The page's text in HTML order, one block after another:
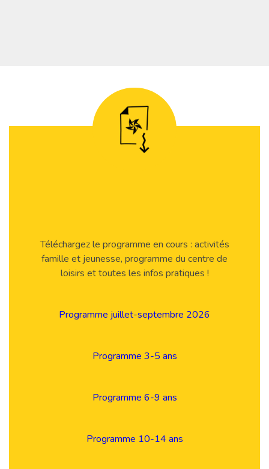
Téléchargez le programme en cours : activités
famille et jeunesse, programme du centre de
loisirs et toutes les infos pratiques !
Programme juillet-septembre 2026
Programme 3-5 ans
Programme 6-9 ans
Programme 10-14 ans